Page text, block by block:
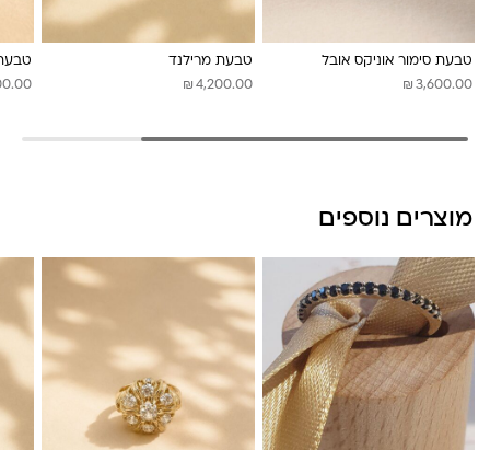
טבעת סימור אוניקס אובל
₪ 3,600.00
טבעת מרילנד
₪ 4,200.00
מוצרים נוספים